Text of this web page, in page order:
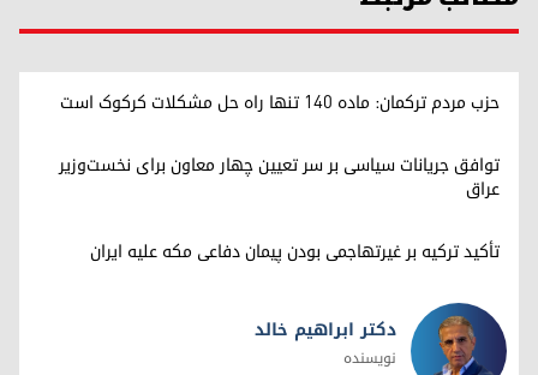
حزب مردم ترکمان: ماده ۱۴۰ تنها راه حل مشکلات کرکوک است
توافق جریانات سیاسی بر سر تعیین چهار معاون برای نخست‌وزیر
عراق
تأکید ترکیه بر غیرتهاجمی بودن پیمان دفاعی مکه علیه ایران
دکتر ابراهیم خالد
نویسنده